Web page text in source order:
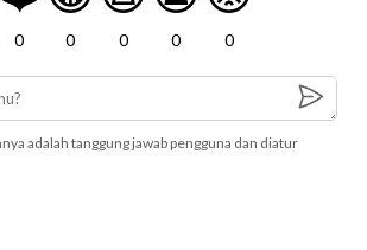
0 0 0 0 0
adalah tanggung jawab pengguna dan diatur